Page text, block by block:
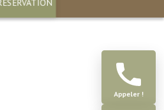
Appeler !